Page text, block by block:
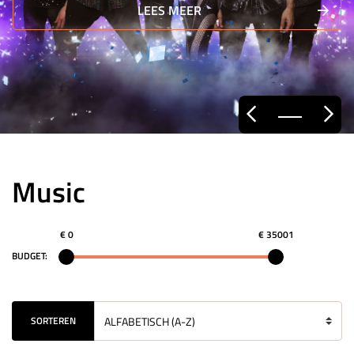
LEES MEER
Music
BUDGET:
€ 0 € 35001
SORTEREN